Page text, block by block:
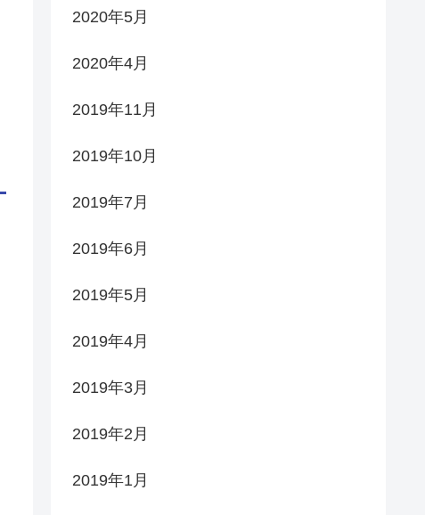
2020年5月
2020年4月
2019年11月
2019年10月
2019年7月
2019年6月
2019年5月
2019年4月
2019年3月
2019年2月
2019年1月